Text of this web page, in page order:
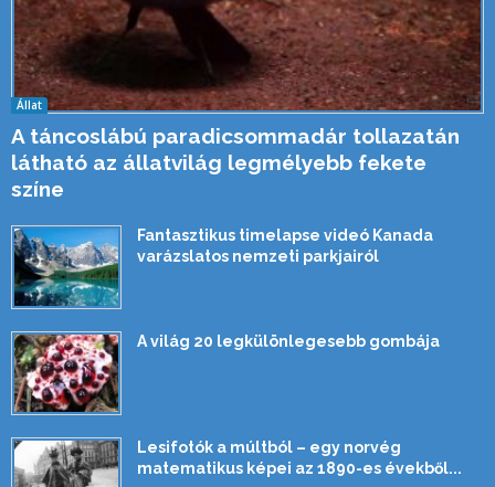
Állat
A táncoslábú paradicsommadár tollazatán
látható az állatvilág legmélyebb fekete
színe
Fantasztikus timelapse videó Kanada
varázslatos nemzeti parkjairól
A világ 20 legkülönlegesebb gombája
Lesifotók a múltból – egy norvég
matematikus képei az 1890-es évekből...